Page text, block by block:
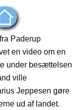
Paderup
en video om en
under besættelsen
ville
Jeppesen gøre
ud af landet.